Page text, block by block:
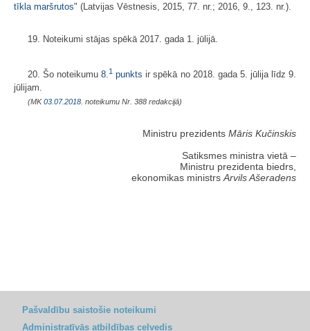
tīkla maršrutos" (Latvijas Vēstnesis, 2015, 77. nr.; 2016, 9., 123. nr.).
19. Noteikumi stājas spēkā 2017. gada 1. jūlijā.
20. Šo noteikumu8.1 punkts ir spēkā no 2018. gada 5. jūlija līdz 9.
jūlijam.
(MK03.07.2018. noteikumu Nr. 388 redakcijā)
Ministru prezidents Māris Kučinskis
Satiksmes ministra vietā –
Ministru prezidenta biedrs,
ekonomikas ministrs Arvils Ašeradens
Pašvaldību saistošie noteikumi
Administratīvās atbildības ceļvedis